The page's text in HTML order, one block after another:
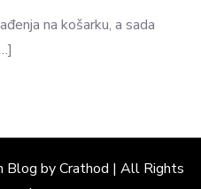
na košarku, a sada
by Crathod | All Rights